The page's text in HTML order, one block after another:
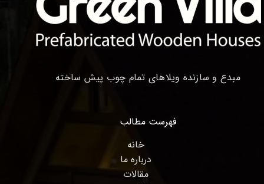
مبدع و سازنده ویلاهای تمام چوب پیش ساخته
فهرست مطالب
خانه
درباره ما
مقالات